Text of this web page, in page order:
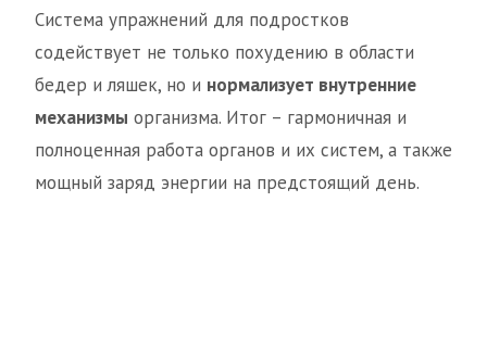
Система упражнений для подростков
содействует не только похудению в области
бедер и ляшек, но и нормализует внутренние
механизмы организма. Итог – гармоничная и
полноценная работа органов и их систем, а также
мощный заряд энергии на предстоящий день.